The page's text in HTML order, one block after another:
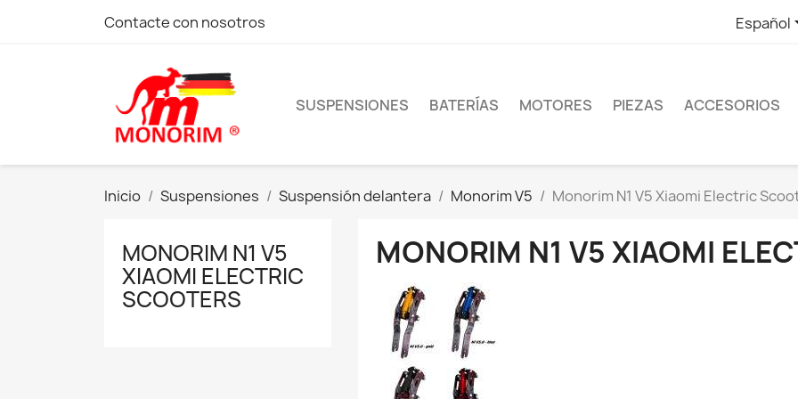
Contacte con nosotros Español
SUSPENSIONES BATERÍAS MOTORES PIEZAS ACCESORIOS
Inicio Suspensiones Suspensión delantera Monorim V5 Monorim N1 V5 Xiaomi Electric
MONORIM N1 V5
XIAOMI ELECTRIC
SCOOTERS
MONORIM N1 V5 XIAOMI